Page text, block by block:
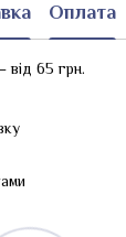
Оплата
від 65 грн.